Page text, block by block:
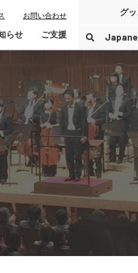
お問い合わせ
らせ ご支援
寄付控除について
グ